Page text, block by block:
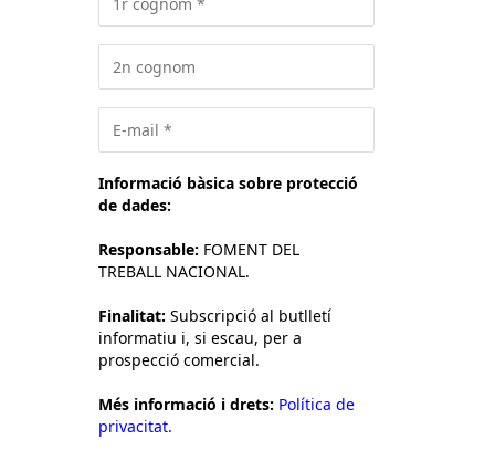
Informació bàsica sobre protecció
de dades:
Responsable: FOMENT DEL
TREBALL NACIONAL.
Finalitat: Subscripció al butlletí
informatiu i, si escau, per a
prospecció comercial.
Més informació i drets: Política de
privacitat.